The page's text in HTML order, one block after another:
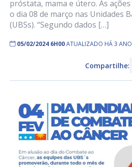
próstata, mama e útero. As
o dia 08 de março nas Unidades
(UBSs). “Segundo dados […]
05/02/2024 6H00ATUALIZADO HÁ 3
Compartilhe: